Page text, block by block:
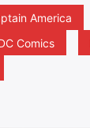
America
Comics